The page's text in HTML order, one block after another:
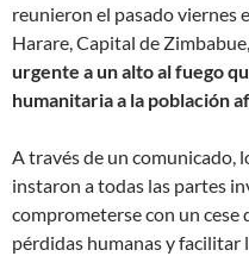
reunieron el pasado viernes
Harare, Capital de
urgente a un alto al fuego
humanitaria a la población
A través de un comunicado,
instaron a todas las partes
comprometerse con un
pérdidas humanas y facilitar